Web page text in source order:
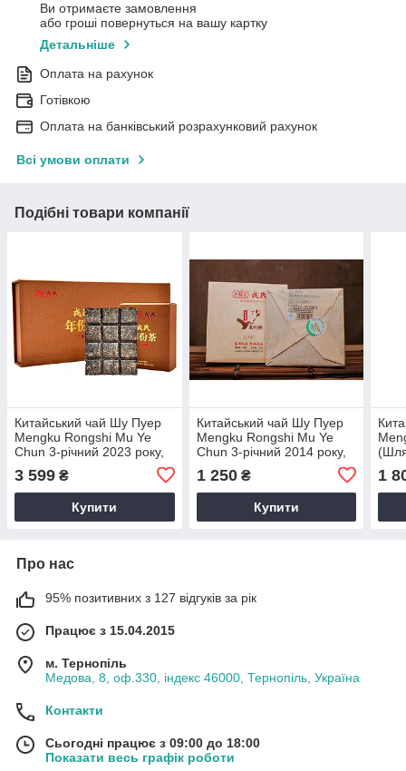
Ви отримаєте замовлення
або гроші повернуться на вашу картку
Детальніше
Оплата на рахунок
Готівкою
Оплата на банківський розрахунковий рахунок
Всі умови оплати
Подібні товари компанії
Китайський чай Шу Пуер
Mengku Rongshi Mu Ye
Chun 3-річний 2023 року,
3 599 ₴
Купити
Китайський чай Шу Пуер
Mengku Rongshi Mu Ye
Chun 3-річний 2014 року,
1 250₴
Купити
1
Про нас
95% позитивних з 127 відгуків за рік
Працює з 15.04.2015
м. Тернопіль
Медова, 8, оф.330, індекс 46000, Тернопіль, Україна
Контакти
Сьогодні працює з 09:00 до 18:00
Показати весь графік роботи